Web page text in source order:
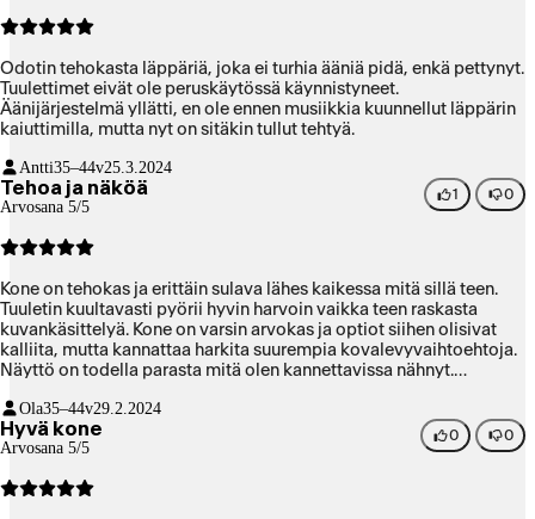
Markkinointi- ja media-alan ammattilaisena olen tottunut
kehittyvät ammattilaisohjelmat vaativat yhä enemmän resursseja
vuosien varrella: niin kuin tässäkin tapauksessa. Ostoksen laatu- ja
hintataso ovat kohdillaan.
Odotin tehokasta läppäriä, joka ei turhia ääniä pidä, enkä pettynyt.
Tuulettimet eivät ole peruskäytössä käynnistyneet.
Äänijärjestelmä yllätti, en ole ennen musiikkia kuunnellut läppärin
kaiuttimilla, mutta nyt on sitäkin tullut tehtyä.
Antti35–44v25.3.2024
Tehoa ja näköä
Arvosana 5/5
1 0
Kone on tehokas ja erittäin sulava lähes kaikessa mitä sillä teen.
Tuuletin kuultavasti pyörii hyvin harvoin vaikka teen raskasta
kuvankäsittelyä. Kone on varsin arvokas ja optiot siihen olisivat
kalliita, mutta kannattaa harkita suurempia kovalevyvaihtoehtoja.
Näyttö on todella parasta mitä olen kannettavissa nähnyt.
se voi olla huono jos kirjoitta paljon. Omaani otin 36 gigatavua
muistia ja se ei ole kuvankäsittelyssä loppunut vielä kesken
isommillaan projekteilla. Tumma väri saattaa jonkun mielestä
tummansininen. Tumma väri on luonnossa todella tyylikäs. 14"
Ola35–44v29.2.2024
Hyvä kone
Arvosana 5/5
0 0